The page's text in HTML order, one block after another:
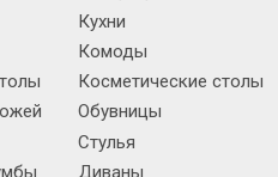
Кухни
Комоды
Косметические столы
Обувницы
Стулья
Диваны